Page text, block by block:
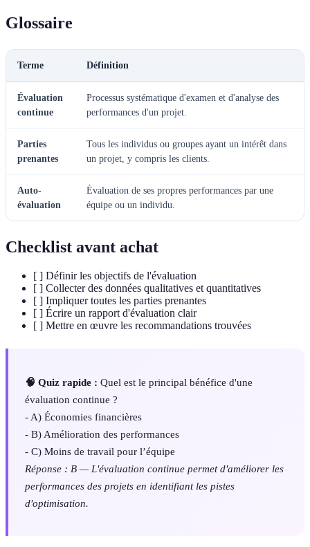
Glossaire
Terme Définition
Évaluation
continue
Processus systématique d'examen et d'analyse des
performances d'un projet.
Parties
prenantes
Tous les individus ou groupes ayant un intérêt dans
un projet, y compris les clients.
Auto-
évaluation
Évaluation de ses propres performances par une
équipe ou un individu.
Checklist avant achat
[ ] Définir les objectifs de l'évaluation
[ ] Collecter des données qualitatives et quantitatives
[ ] Impliquer toutes les parties prenantes
[ ] Écrire un rapport d'évaluation clair
[ ] Mettre en œuvre les recommandations trouvées
🧠 Quiz rapide : Quel est le principal bénéfice d'une
évaluation continue ?
- A) Économies financières
- B) Amélioration des performances
- C) Moins de travail pour l’équipe
Réponse : B — L'évaluation continue permet d'améliorer les
performances des projets en identifiant les pistes
d'optimisation.